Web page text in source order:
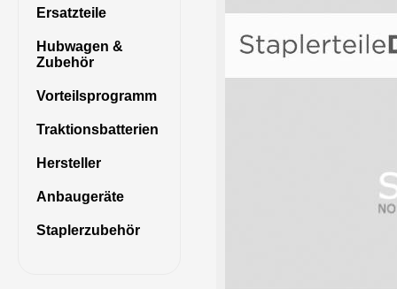
Ersatzteile
Hubwagen &
Zubehör
Vorteilsprogramm
Traktionsbatterien
Hersteller
Anbaugeräte
Staplerzubehör